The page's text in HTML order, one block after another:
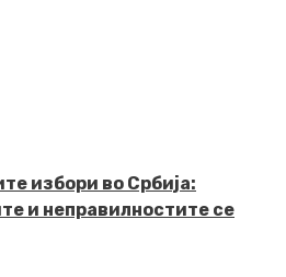
избори во Србија:
и неправилностите се